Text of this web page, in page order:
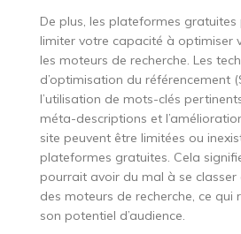
De plus, les plateformes
limiter votre capacité à optimiser
les moteurs de recherche. Les
d’optimisation du référencement
l’utilisation de mots-clés
méta-descriptions et
site peuvent être limitées ou
plateformes gratuites. Cela
pourrait avoir du mal à se classer
des moteurs de recherche, ce qui
son potentiel d’audience.